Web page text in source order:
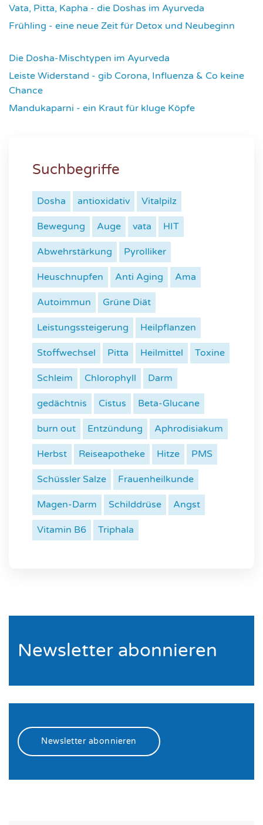
Vata, Pitta, Kapha - die Doshas im Ayurveda
Frühling - eine neue Zeit für Detox und Neubeginn
Die Dosha-Mischtypen im Ayurveda
Leiste Widerstand - gib Corona, Influenza & Co keine
Chance
Mandukaparni - ein Kraut für kluge Köpfe
Suchbegriffe
Dosha antioxidativ Vitalpilz
Bewegung Auge vata HIT
Abwehrstärkung Pyrolliker
Heuschnupfen Anti Aging Ama
Autoimmun Grüne Diät
Leistungssteigerung Heilpflanzen
Stoffwechsel Pitta Heilmittel Toxine
Schleim Chlorophyll Darm
gedächtnis Cistus Beta-Glucane
burn out Entzündung Aphrodisiakum
Herbst Reiseapotheke Hitze PMS
Schüssler Salze Frauenheilkunde
Magen-Darm Schilddrüse Angst
Vitamin B6 Triphala
Newsletter abonnieren
Newsletter abonnieren